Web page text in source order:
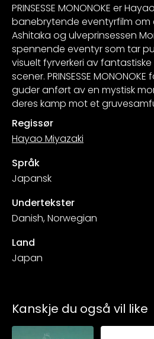
PRINSESSE MONONOKE er
banebrytende eventyrfilm om
Ashitaka og ulveprinsessen
spennende eventyr som tar
visuelt fyrverkeri av
scener. PRINSESSE
guder anført av en mystisk
deres kamp mot et
Regissør
Hayao Miyazaki
Språk
Japansk
Undertekster
Danish, Norwegian
Land
Japan
Kanskje du også vil like